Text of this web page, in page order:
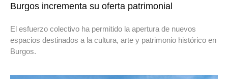
Burgos incrementa su oferta patrimonial
El esfuerzo colectivo ha permitido la apertura de nuevos
espacios destinados a la cultura, arte y patrimonio histórico en
Burgos.